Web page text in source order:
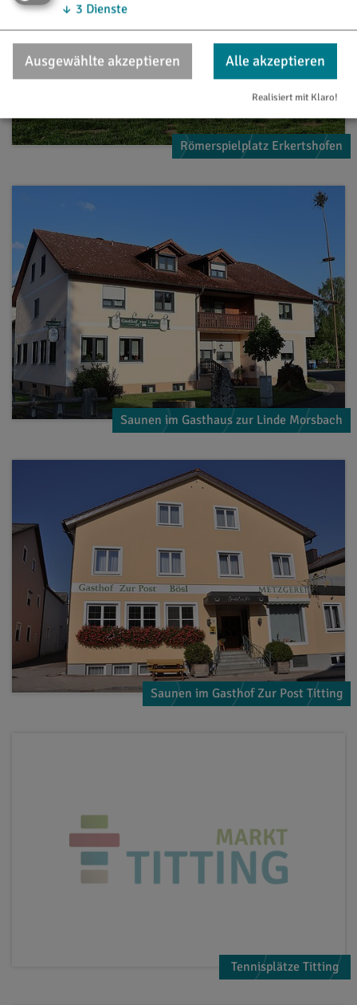
Römerspielplatz Erkertshofen
Saunen im Gasthaus zur Linde Morsbach
Saunen im Gasthof Zur Post Titting
Tennisplätze Titting
↓ 3 Dienste
Ausgewählte akzeptieren Alle akzeptieren
Realisiert mit Klaro!